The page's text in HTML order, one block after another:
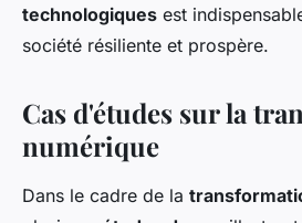
technologiques est
société résiliente et prospère.
Cas d'études sur la
numérique
Dans le cadre de la